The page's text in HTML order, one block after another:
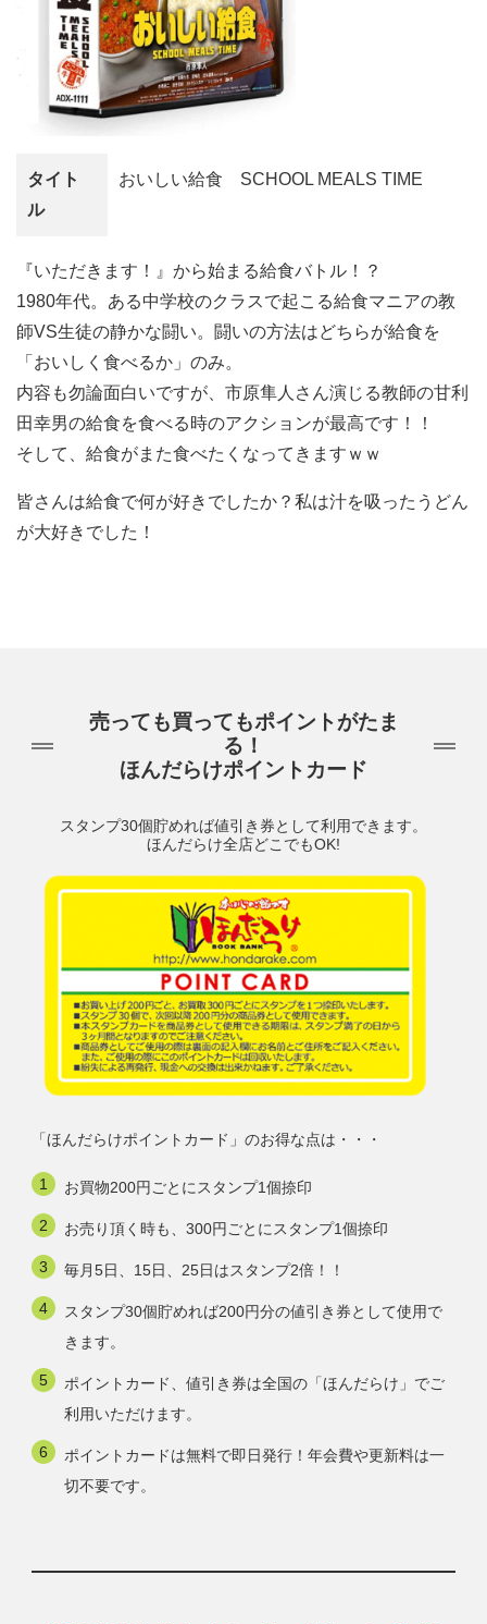
タイト
ル
おいしい給食 SCHOOL MEALS TIME
『いただきます！』から始まる給食バトル！？
1980年代。ある中学校のクラスで起こる給食マニアの教
師VS生徒の静かな闘い。闘いの方法はどちらが給食を
「おいしく食べるか」のみ。
内容も勿論面白いですが、市原隼人さん演じる教師の甘利
田幸男の給食を食べる時のアクションが最高です！！
そして、給食がまた食べたくなってきますｗｗ
皆さんは給食で何が好きでしたか？私は汁を吸ったうどん
が大好きでした！
売っても買ってもポイントがたま
る！
ほんだらけポイントカード
スタンプ30個貯めれば値引き券として利用できます。
ほんだらけ全店どこでもOK!
「ほんだらけポイントカード」のお得な点は・・・
お買物200円ごとにスタンプ1個捺印
お売り頂く時も、300円ごとにスタンプ1個捺印
毎月5日、15日、25日はスタンプ2倍！！
スタンプ30個貯めれば200円分の値引き券として使用で
きます。
ポイントカード、値引き券は全国の「ほんだらけ」でご
利用いただけます。
ポイントカードは無料で即日発行！年会費や更新料は一
切不要です。